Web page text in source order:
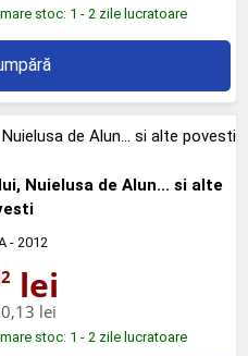
stoc: 1 - 2 zile lucratoare
Nuielusa de Alun... si alte
- 2012
lei
lei
stoc: 1 - 2 zile lucratoare